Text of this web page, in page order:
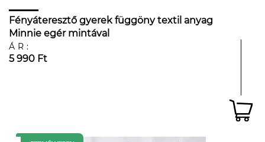
Fényáteresztő gyerek függöny textil anyag
Minnie egér mintával
ÁR:
5 990 Ft